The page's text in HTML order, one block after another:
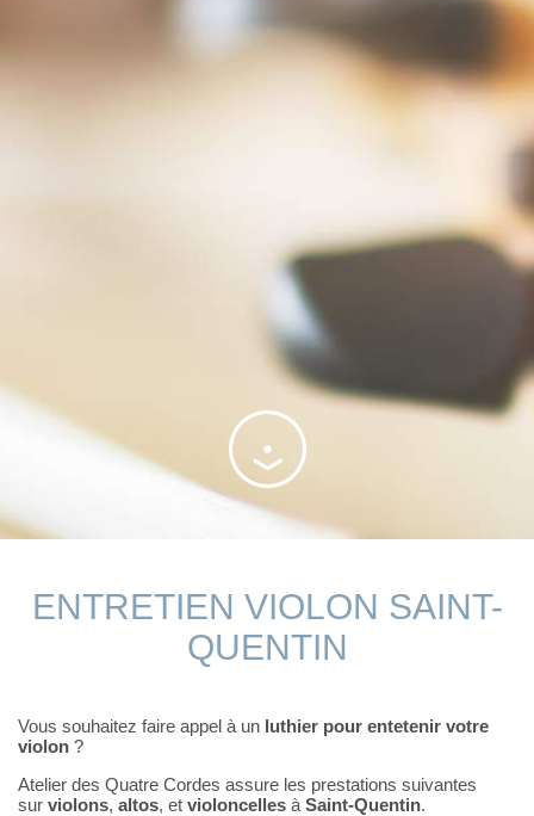
ENTRETIEN VIOLON SAINT-
QUENTIN
Vous souhaitez faire appel à un luthier pour entetenir votre
violon ?
Atelier des Quatre Cordes assure les prestations suivantes
sur violons, altos, et violoncelles à Saint-Quentin.